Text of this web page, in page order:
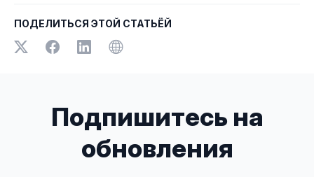
ПОДЕЛИТЬСЯ ЭТОЙ СТАТЬЁЙ
Подпишитесь на
обновления